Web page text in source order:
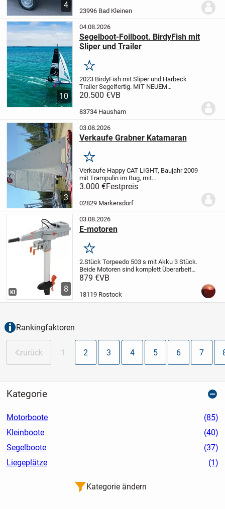
4
Musik hören.Er hat auch die Zugstange
montiert um...
23996 Bad Kleinen
10
04.08.2026
Segelboot-Foilboot. BirdyFish mit
Sliper und Trailer
Merken
2023 BirdyFish mit Sliper und Harbeck
Trailer Segelfertig. MIT NEUEM
FOLIERTEN DESIGN!!
beschleunigen - abheben - fliegen!
20.500 €VB
83734 Hausham
3
03.08.2026
Verkaufe Grabner Katamaran
Merken
Verkaufe Happy CAT LIGHT, Baujahr 2009
mit Trampulin im Bug, mit
Gebrauchsspuren, Fock ist Neu, mit
Alles andere ist noch original
3.000 €Festpreis
02829 Markersdorf
8
KI
03.08.2026
E-motoren
Merken
2.Stück Torpeedo 503 s mit Akku 3 Stück.
Beide Motoren sind komplett Überarbeitet
neu gewartet im April 26 alles 100%
879 €VB
18119 Rostock
Rankingfaktoren
zurück 1 2 3 4 5 6 7
Kategorie
Motorboote
(85)
Kleinboote
(40)
Segelboote
(37)
Liegeplätze
(1)
Kategorie ändern